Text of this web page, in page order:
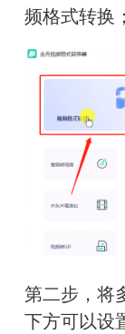
频格式转换；
第二步，将
下方可以设